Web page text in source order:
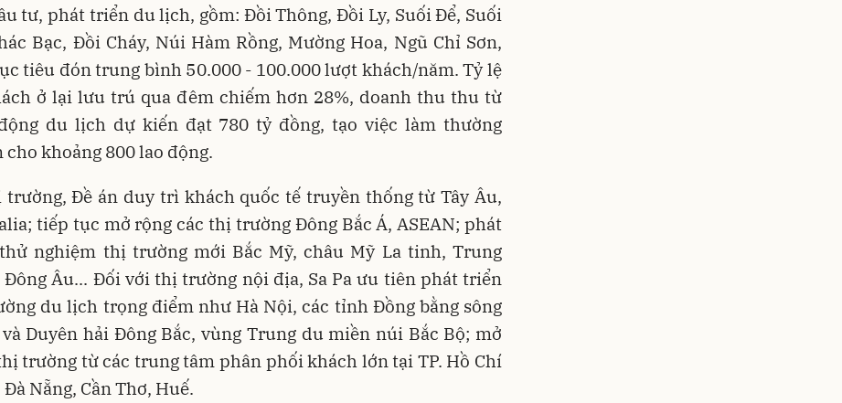
tư, phát triển du lịch, gồm: Đồi Thông, Đồi Ly, Suối Để, Suối
Bạc, Đồi Cháy, Núi Hàm Rồng, Mường Hoa, Ngũ Chỉ Sơn,
tiêu đón trung bình 50.000 - 100.000 lượt khách/năm. Tỷ lệ
ở lại lưu trú qua đêm chiếm hơn 28%, doanh thu thu từ
du lịch dự kiến đạt 780 tỷ đồng, tạo việc làm thường
cho khoảng 800 lao động.
trường, Đề án duy trì khách quốc tế truyền thống từ Tây Âu,
tiếp tục mở rộng các thị trường Đông Bắc Á, ASEAN; phát
nghiệm thị trường mới Bắc Mỹ, châu Mỹ La tinh, Trung
Đông Âu... Đối với thị trường nội địa, Sa Pa ưu tiên phát triển
du lịch trọng điểm như Hà Nội, các tỉnh Đồng bằng sông
Duyên hải Đông Bắc, vùng Trung du miền núi Bắc Bộ; mở
trường từ các trung tâm phân phối khách lớn tại TP. Hồ Chí
Nẵng, Cần Thơ, Huế.